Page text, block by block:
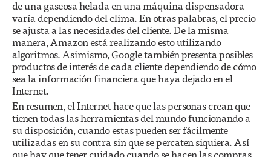
de una gaseosa helada en una máquina dispensadora
varía dependiendo del clima. En otras palabras, el precio
se ajusta a las necesidades del cliente. De la misma
manera, Amazon está realizando esto utilizando
algoritmos. Asimismo, Google también presenta posibles
productos de interés de cada cliente dependiendo de cómo
sea la información financiera que haya dejado en el
Internet.
En resumen, el Internet hace que las personas crean que
tienen todas las herramientas del mundo funcionando a
su disposición, cuando estas pueden ser fácilmente
utilizadas en su contra sin que se percaten siquiera. Así